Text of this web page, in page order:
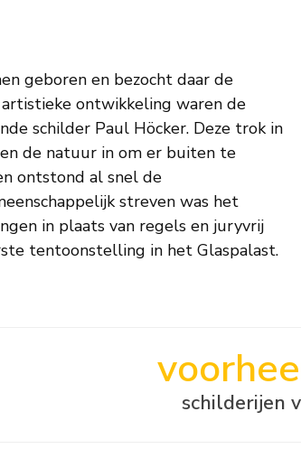
geboren en bezocht daar de
ontwikkeling waren de
schilder Paul Höcker. Deze trok in
de natuur in om er buiten te
ontstond al snel de
streven was het
in plaats van regels en juryvrij
tentoonstelling in het Glaspalast.
bij het weekblad 'Jugend'
keerde hij terug naar de
stamt uit deze periode:
vrouwen en naakten in de
en een kleurrijk palet. In
alles ten einde, waarna hij zich
schilderijen